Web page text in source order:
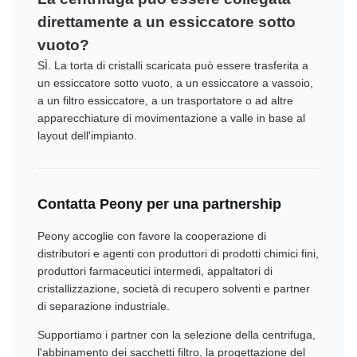
direttamente a un essiccatore sotto
vuoto?
SÌ. La torta di cristalli scaricata può essere trasferita a
un essiccatore sotto vuoto, a un essiccatore a vassoio,
a un filtro essiccatore, a un trasportatore o ad altre
apparecchiature di movimentazione a valle in base al
layout dell'impianto.
Contatta Peony per una partnership
Peony accoglie con favore la cooperazione di
distributori e agenti con produttori di prodotti chimici fini,
produttori farmaceutici intermedi, appaltatori di
cristallizzazione, società di recupero solventi e partner
di separazione industriale.
Supportiamo i partner con la selezione della centrifuga,
l'abbinamento dei sacchetti filtro, la progettazione del